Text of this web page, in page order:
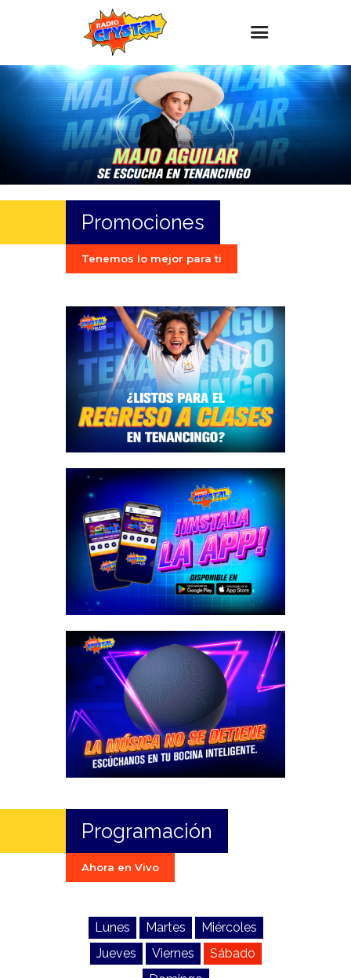
Inicio – Radio Crystal
Estaciones
Eventos
Promociones
Para ti
Contacto
Promociones
Tenemos lo mejor para ti
Programación
Ahora en Vivo
Lunes Martes
Miércoles
Jueves
Viernes
Sábado